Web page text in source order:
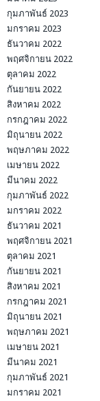
กุมภาพันธ์ 2023
มกราคม 2023
ธันวาคม 2022
พฤศจิกายน 2022
ตุลาคม 2022
กันยายน 2022
สิงหาคม 2022
กรกฎาคม 2022
มิถุนายน 2022
พฤษภาคม 2022
เมษายน 2022
มีนาคม 2022
กุมภาพันธ์ 2022
มกราคม 2022
ธันวาคม 2021
พฤศจิกายน 2021
ตุลาคม 2021
กันยายน 2021
สิงหาคม 2021
กรกฎาคม 2021
มิถุนายน 2021
พฤษภาคม 2021
เมษายน 2021
มีนาคม 2021
กุมภาพันธ์ 2021
มกราคม 2021